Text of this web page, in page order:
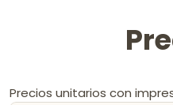
Precios unitarios con